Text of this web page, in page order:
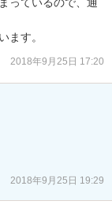
ます。
2018年9月25日 17:20
2018年9月25日 19:29